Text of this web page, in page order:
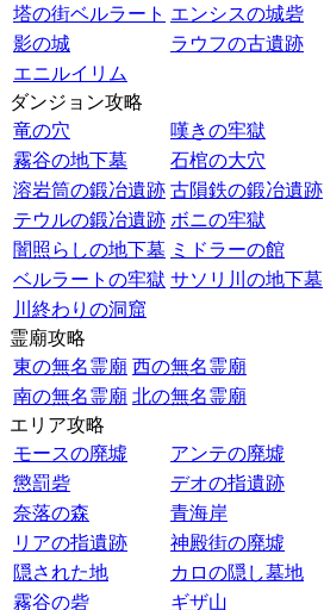
塔の街ベルラート エンシスの城砦
影の城
ラウフの古遺跡
エニルイリム
ダンジョン攻略
竜の穴
嘆きの牢獄
霧谷の地下墓
石棺の大穴
溶岩筒の鍛冶遺跡 古隕鉄の鍛冶遺跡
テウルの鍛冶遺跡 ボニの牢獄
闇照らしの地下墓 ミドラーの館
ベルラートの牢獄 サソリ川の地下墓
川終わりの洞窟
霊廟攻略
東の無名霊廟 西の無名霊廟
南の無名霊廟 北の無名霊廟
エリア攻略
モースの廃墟
アンテの廃墟
懲罰砦
デオの指遺跡
奈落の森
青海岸
リアの指遺跡
神殿街の廃墟
隠された地
カロの隠し墓地
霧谷の砦
ギザ山